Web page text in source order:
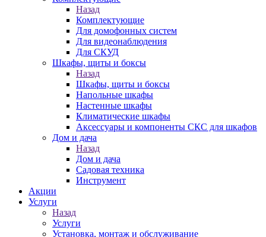
Назад
Комплектующие
Для домофонных систем
Для видеонаблюдения
Для СКУД
Шкафы, щиты и боксы
Назад
Шкафы, щиты и боксы
Напольные шкафы
Настенные шкафы
Климатические шкафы
Аксессуары и компоненты СКС для шкафов
Дом и дача
Назад
Дом и дача
Садовая техника
Инструмент
Акции
Услуги
Назад
Услуги
Установка, монтаж и обслуживание